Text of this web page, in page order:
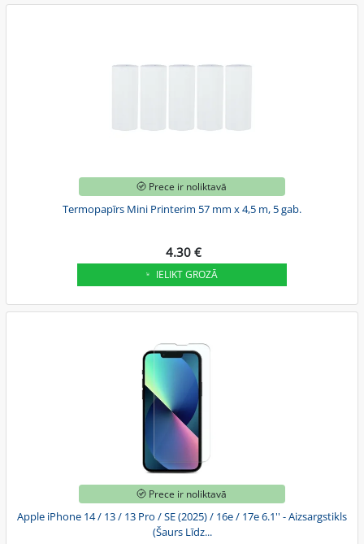
Prece ir noliktavā
Termopapīrs Mini Printerim 57 mm x 4,5 m, 5 gab.
4.30 €
IELIKT GROZĀ
Prece ir noliktavā
Apple iPhone 14 / 13 / 13 Pro / SE (2025) / 16e / 17e 6.1'' - Aizsargstikls
(Šaurs Līdz...